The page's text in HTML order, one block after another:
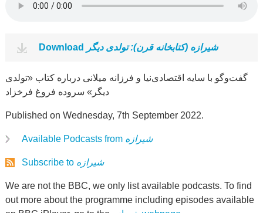
Download شیرازه (کتابخانه قرن): تولدی دیگر
گفت‌وگو با سایه اقتصادی‌نیا و فرزانه میلانی درباره کتاب «تولدی
دیگر» سروده فروغ فرخزاد
Published on Wednesday, 7th September 2022.
Available Podcasts from شیرازه
Subscribe to شیرازه
We are not the BBC, we only list available podcasts. To find
out more about the programme including episodes available